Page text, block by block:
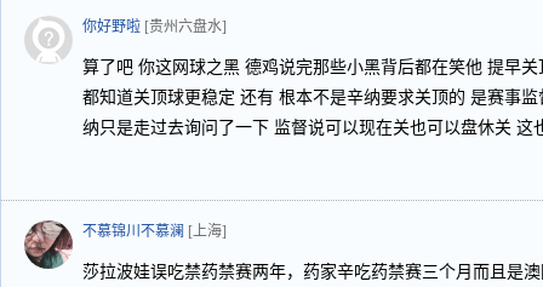
你好野啦 [贵州六盘水]
算了吧 你这网球之黑 德鸡说完那些小黑背后都在笑他 提早
都知道关顶球更稳定 还有 根本不是辛纳要求关顶的 是赛事
纳只是走过去询问了一下 监督说可以现在关也可以盘休关 这
不慕锦川不慕澜 [上海]
莎拉波娃误吃禁药禁赛两年，药家辛吃药禁赛三个月而且是